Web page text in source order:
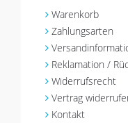
Warenkorb
Zahlungsarten
Reklamation /
Widerrufsrecht
Vertrag
Kontakt